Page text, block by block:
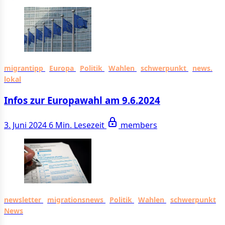
migrantipp Europa Politik Wahlen schwerpunkt
news.
lokal
Infos zur Europawahl am 9.6.2024
3. Juni 2024 6 Min. Lesezeit members
newsletter migrationsnews Politik Wahlen
schwerpunkt
News